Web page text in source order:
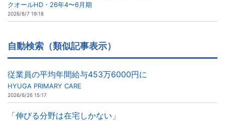
クオールHD・26年4〜6月期
2026/8/7 19:18
自動検索（類似記事表示）
従業員の平均年間給与453万6000円に
HYUGA PRIMARY CARE
2026/6/26 15:17
「伸びる分野は在宅しかない」